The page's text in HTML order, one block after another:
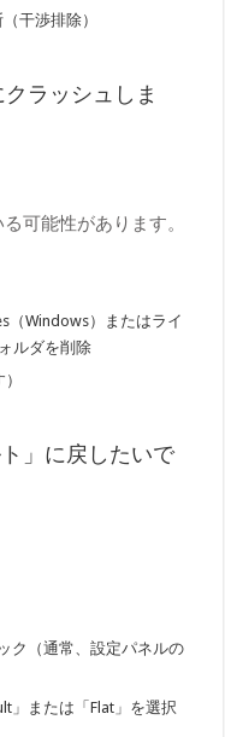
干渉排除）
ラッシュしま
可能性があります。
（Windows）またはライ
ルダを削除
」に戻したいで
ク（通常、設定パネルの
」または「Flat」を選択